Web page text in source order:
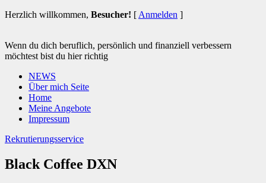
Herzlich willkommen, Besucher! [ Anmelden ]
Wenn du dich beruflich, persönlich und finanziell verbessern
möchtest bist du hier richtig
NEWS
Über mich Seite
Home
Meine Angebote
Impressum
Rekrutierungsservice
Black Coffee DXN